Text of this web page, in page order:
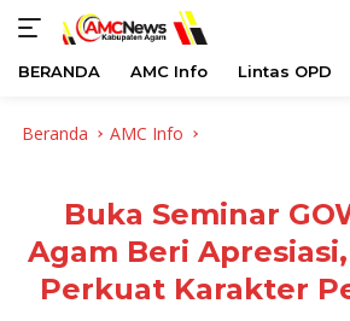
BERANDA AMC Info Lintas OPD
Beranda AMC Info
Buka Seminar
Agam Beri
Perkuat Karakter